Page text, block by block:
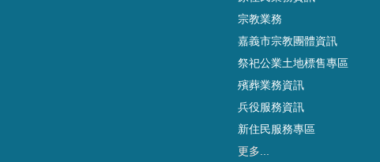
宗教業務
嘉義市宗教團體資訊
祭祀公業土地標售專區
殯葬業務資訊
兵役服務資訊
新住民服務專區
更多...